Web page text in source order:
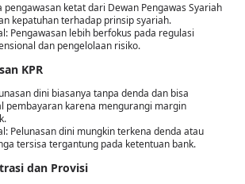
pengawasan ketat dari Dewan Pengawas Syariah
kepatuhan terhadap prinsip syariah.
Pengawasan lebih berfokus pada regulasi
dan pengelolaan risiko.
KPR
dini biasanya tanpa denda dan bisa
pembayaran karena mengurangi margin
Pelunasan dini mungkin terkena denda atau
tersisa tergantung pada ketentuan bank.
dan Provisi